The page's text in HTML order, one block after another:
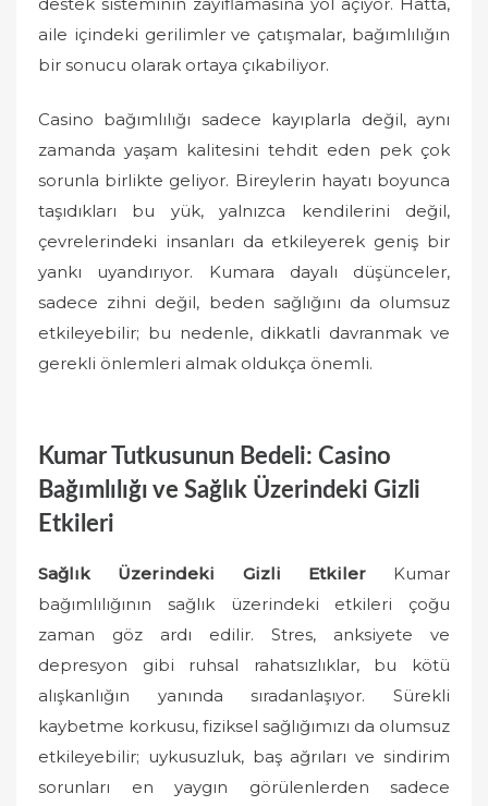
aile içindeki gerilimler ve çatışmalar, bağımlılığın
bir sonucu olarak ortaya çıkabiliyor.
Casino bağımlılığı sadece kayıplarla değil, aynı
zamanda yaşam kalitesini tehdit eden pek çok
sorunla birlikte geliyor. Bireylerin hayatı boyunca
taşıdıkları bu yük, yalnızca kendilerini değil,
çevrelerindeki insanları da etkileyerek geniş bir
yankı uyandırıyor. Kumara dayalı düşünceler,
sadece zihni değil, beden sağlığını da olumsuz
etkileyebilir; bu nedenle, dikkatli davranmak ve
gerekli önlemleri almak oldukça önemli.
Kumar Tutkusunun Bedeli: Casino
Bağımlılığı ve Sağlık Üzerindeki Gizli
Etkileri
Sağlık Üzerindeki Gizli EtkilerKumar
bağımlılığının sağlık üzerindeki etkileri çoğu
zaman göz ardı edilir. Stres, anksiyete ve
depresyon gibi ruhsal rahatsızlıklar, bu kötü
alışkanlığın yanında sıradanlaşıyor. Sürekli
kaybetme korkusu, fiziksel sağlığımızı da olumsuz
etkileyebilir; uykusuzluk, baş ağrıları ve sindirim
sorunları en yaygın görülenlerden sadece